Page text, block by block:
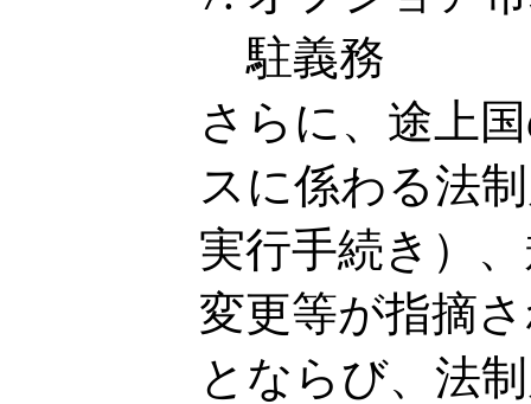
駐義務
さらに、途上
スに係わる法
実行手続き）
変更等が指摘
とならび、法